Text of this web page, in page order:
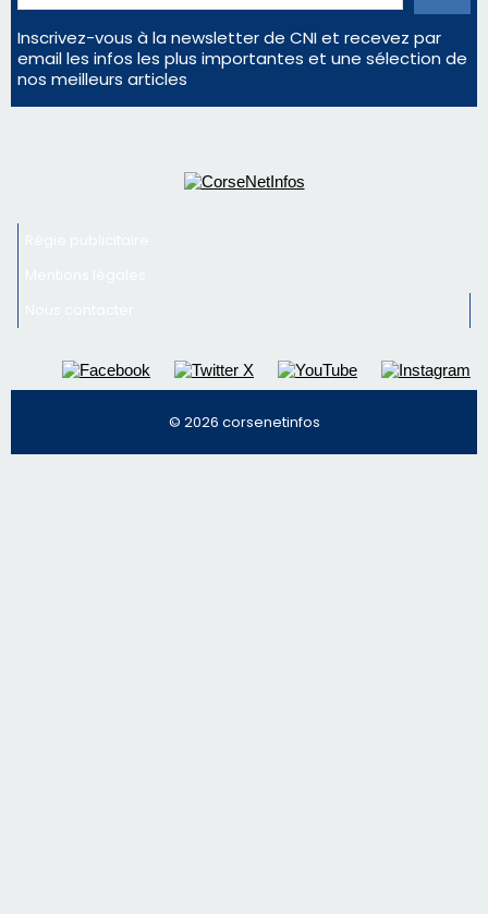
Régie publicitaire
Mentions légales
Nous contacter